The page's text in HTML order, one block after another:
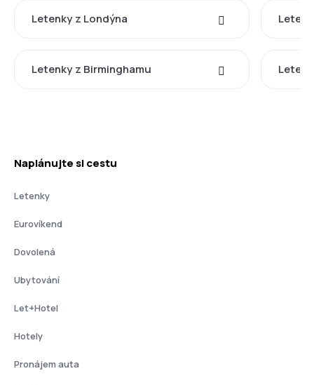
Letenky z Londýna
Letenky z Birminghamu
Naplánujte si cestu
Letenky
Eurovíkend
Dovolená
Ubytování
Let+Hotel
Hotely
Pronájem auta